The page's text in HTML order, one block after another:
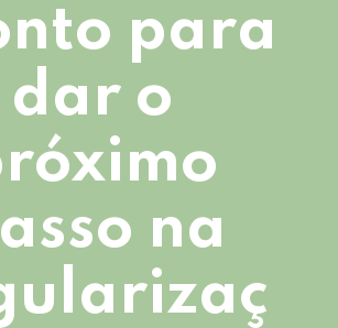
para
dar o
na